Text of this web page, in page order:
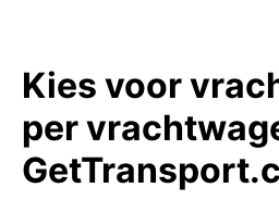
Kies voor
per